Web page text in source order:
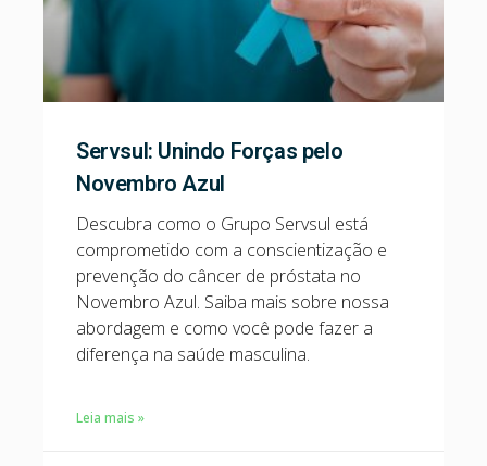
Servsul: Unindo Forças pelo
Novembro Azul
Descubra como o Grupo Servsul está
comprometido com a conscientização e
prevenção do câncer de próstata no
Novembro Azul. Saiba mais sobre nossa
abordagem e como você pode fazer a
diferença na saúde masculina.
Leia mais »